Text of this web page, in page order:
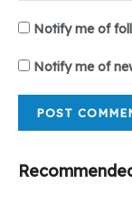
Notify me of
Notify me of